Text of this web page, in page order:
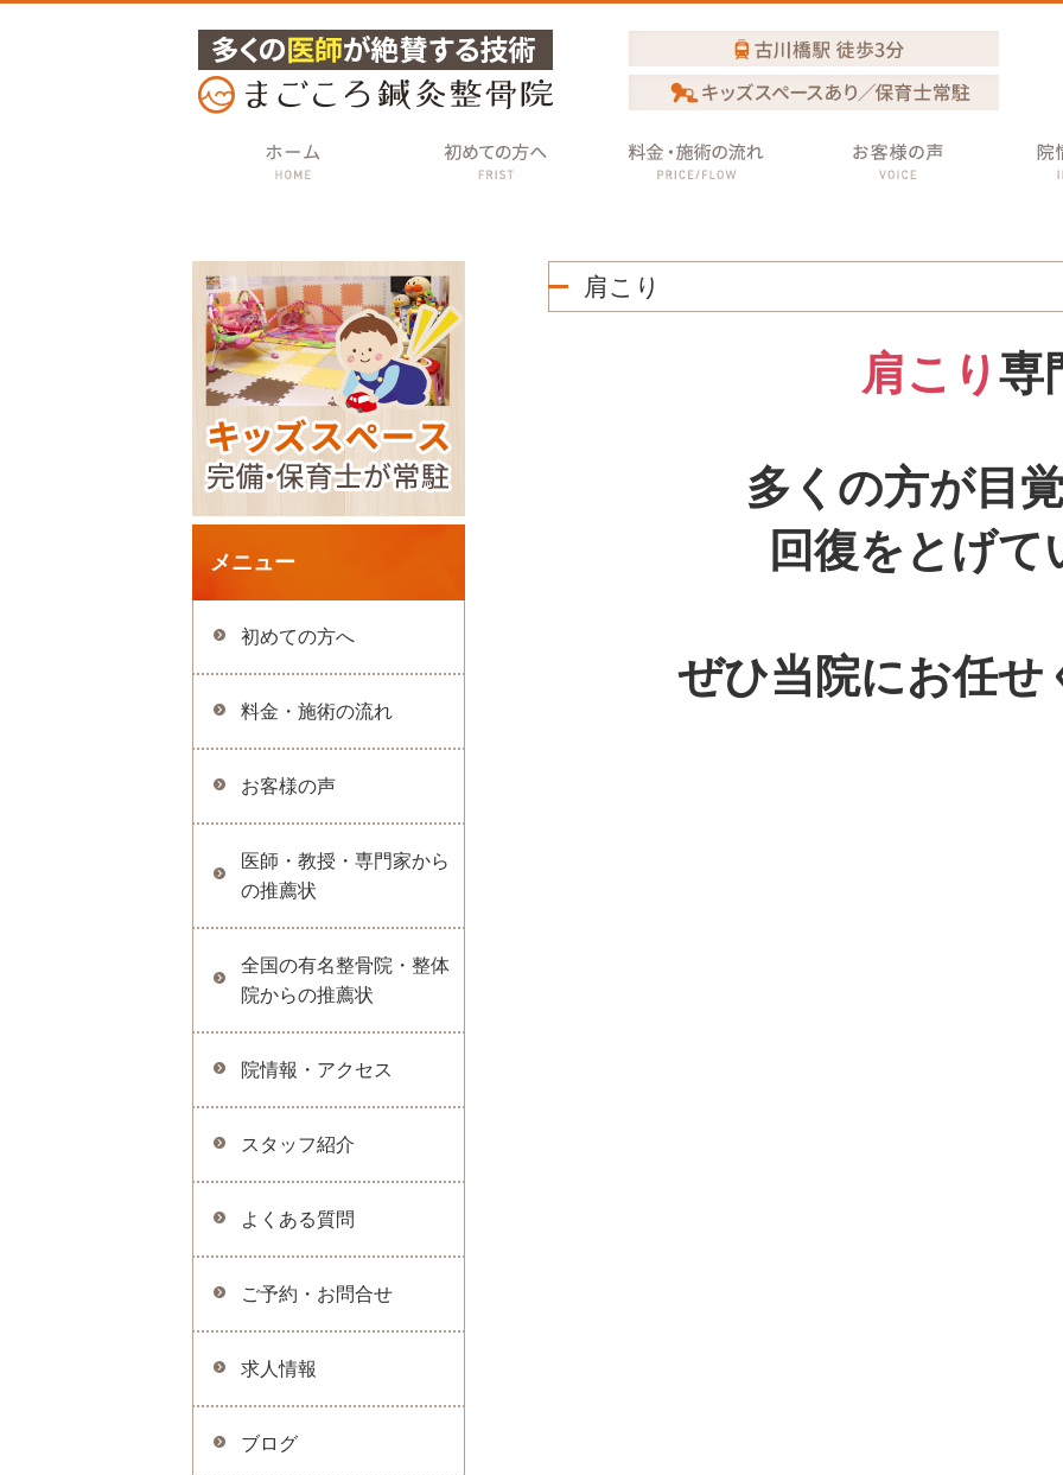
肩こり
肩こり 専
多くの方が目
回復をとげて
ぜひ当院にお任せ
メニュー
初めての方へ
料金・施術の流れ
お客様の声
医師・教授・専門家から
の推薦状
全国の有名整骨院・整体
院からの推薦状
院情報・アクセス
スタッフ紹介
よくある質問
ご予約・お問合せ
求人情報
ブログ